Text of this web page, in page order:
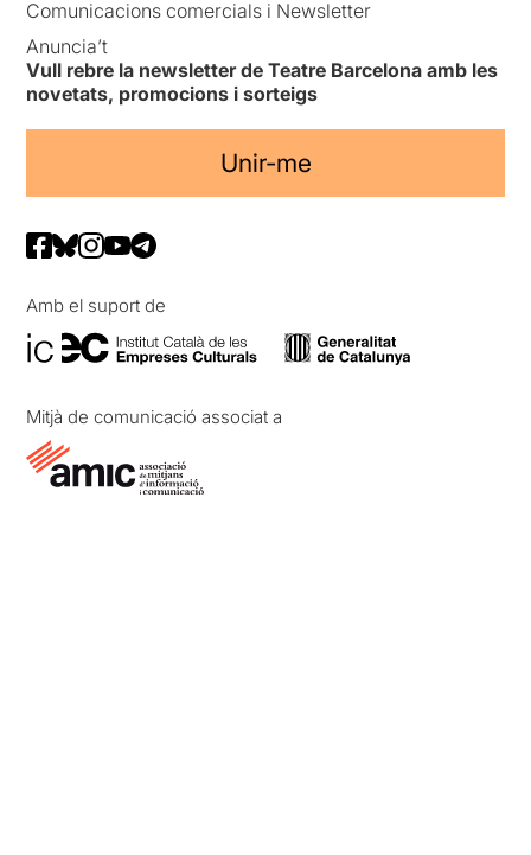
Comunicacions comercials i Newsletter
Anuncia’t
Vull rebre la newsletter de Teatre Barcelona amb les
novetats, promocions i sorteigs
Unir-me
Amb el suport de
Mitjà de comunicació associat a